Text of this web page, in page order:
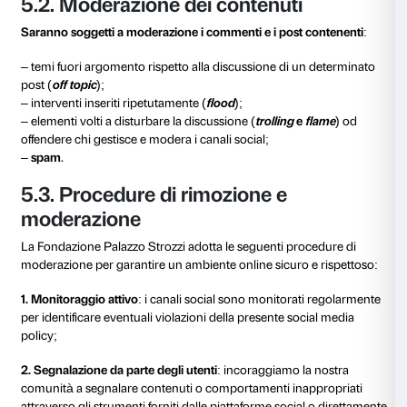
richieste. Ci riserviamo di mettere in contatto l’utente
competente, quando necessario.
Gli utenti sono invitati a tenere toni rispettosi,
cosiddetta netiquette. Tutte e tutti hanno il diritto di
canali social di Palazzo Strozzi e di manifestare la
liberamente, fermo restando l’interesse pubblico
Non è possibile utilizzare gli spazi social per casi
spazi valgono le normali regole di correttezza,
altrui e privacy.
Tutti gli utenti devono in ogni caso rispettare i
social network su cui è ufficialmente presente la
Palazzo Strozzi.
5.1. Rimozione dei contenuti
Saranno rimossi i commenti e i post contenenti: